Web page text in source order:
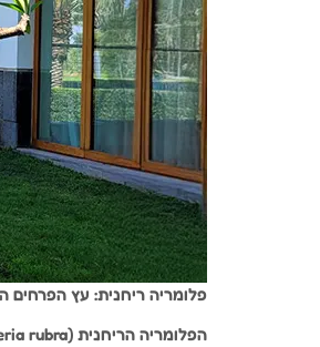
פלומריה ריחנית: עץ הפרחים